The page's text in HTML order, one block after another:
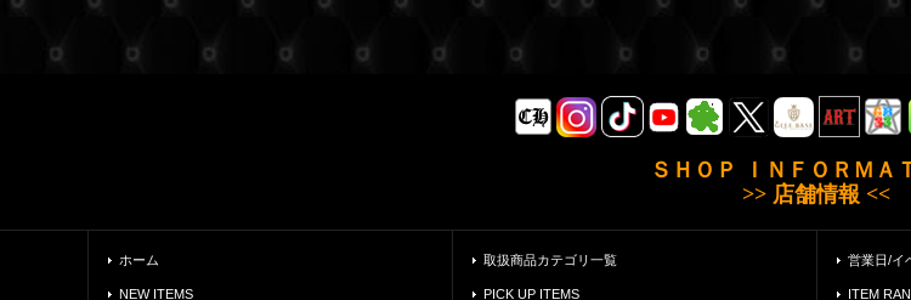
ＳＨＯＰ ＩＮＦＯＲＭＡ
>> 店舗情報 <<
ホーム
NEW ITEMS
取扱商品カテゴリ一覧
PICK UP ITEMS
営業日/イ
ITEM